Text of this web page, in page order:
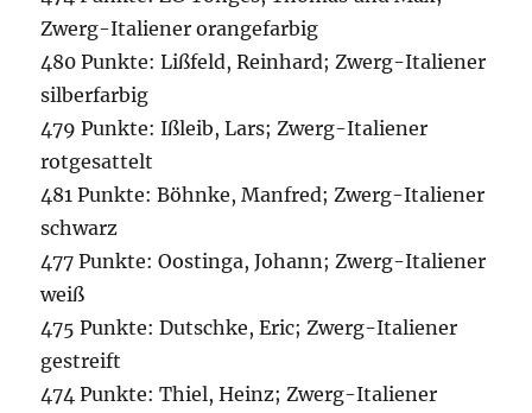
Zwerg-Italiener orangefarbig
480 Punkte: Lißfeld, Reinhard; Zwerg-Italiener
silberfarbig
479 Punkte: Ißleib, Lars; Zwerg-Italiener
rotgesattelt
481 Punkte: Böhnke, Manfred; Zwerg-Italiener
schwarz
477 Punkte: Oostinga, Johann; Zwerg-Italiener
weiß
475 Punkte: Dutschke, Eric; Zwerg-Italiener
gestreift
474 Punkte: Thiel, Heinz; Zwerg-Italiener